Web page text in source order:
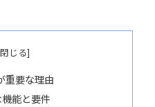
重要な理由
能と要件